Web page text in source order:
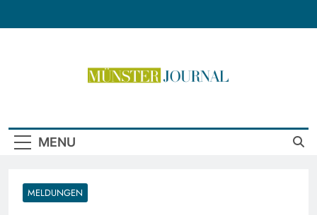
MENU
MELDUNGEN